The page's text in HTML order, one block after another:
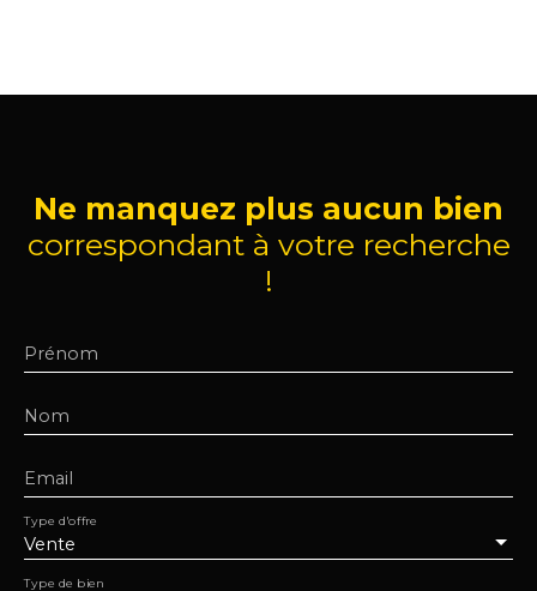
Ne manquez plus aucun bien
correspondant à votre recherche
!
Prénom
Nom
Email
Vente
Type d'offre
Type de bien